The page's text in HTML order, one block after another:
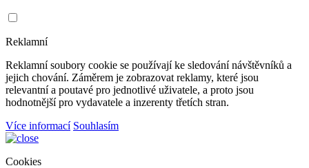
Reklamní
Reklamní soubory cookie se používají ke sledování návštěvníků a
jejich chování. Záměrem je zobrazovat reklamy, které jsou
relevantní a poutavé pro jednotlivé uživatele, a proto jsou
hodnotnější pro vydavatele a inzerenty třetích stran.
Více informací Souhlasím
Cookies